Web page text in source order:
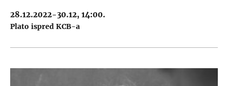
28.12.2022-30.12, 14:00.
Plato ispred KCB-a